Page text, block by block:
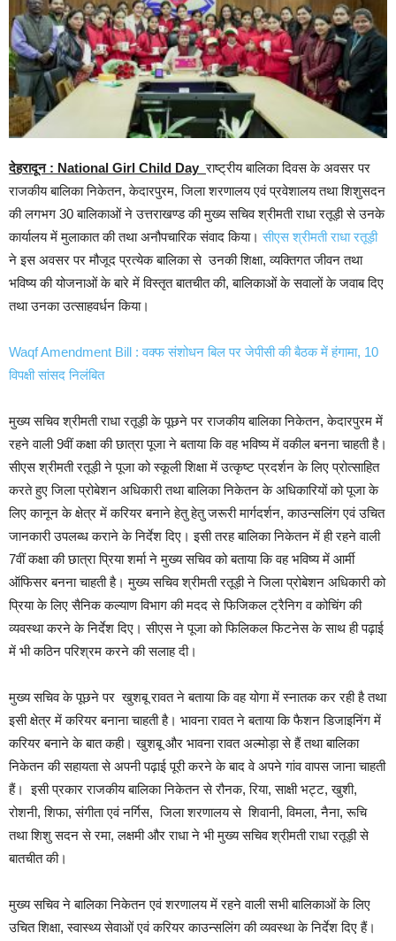
देहरादून : National Girl Child Dayराष्ट्रीय बालिका दिवस के अवसर पर
राजकीय बालिका निकेतन, केदारपुरम, जिला शरणालय एवं प्रवेशालय तथा शिशुसदन
की लगभग 30 बालिकाओं ने उत्तराखण्ड की मुख्य सचिव श्रीमती राधा रतूड़ी से उनके
कार्यालय में मुलाकात की तथा अनौपचारिक संवाद किया। सीएस श्रीमती राधा रतूड़ी
ने इस अवसर पर मौजूद प्रत्येक बालिका से उनकी शिक्षा, व्यक्तिगत जीवन तथा
भविष्य की योजनाओं के बारे में विस्तृत बातचीत की, बालिकाओं के सवालों के जवाब दिए
तथा उनका उत्साहवर्धन किया।
Waqf Amendment Bill : वक्फ संशोधन बिल पर जेपीसी की बैठक में हंगामा, 10
विपक्षी सांसद निलंबित
मुख्य सचिव श्रीमती राधा रतूड़ी के पूछने पर राजकीय बालिका निकेतन, केदारपुरम में
रहने वाली 9वीं कक्षा की छात्रा पूजा ने बताया कि वह भविष्य में वकील बनना चाहती है।
सीएस श्रीमती रतूड़ी ने पूजा को स्कूली शिक्षा में उत्कृष्ट प्रदर्शन के लिए प्रोत्साहित
करते हुए जिला प्रोबेशन अधिकारी तथा बालिका निकेतन के अधिकारियों को पूजा के
लिए कानून के क्षेत्र में करियर बनाने हेतु हेतु जरूरी मार्गदर्शन, काउन्सलिंग एवं उचित
जानकारी उपलब्ध कराने के निर्देश दिए। इसी तरह बालिका निकेतन में ही रहने वाली
7वीं कक्षा की छात्रा प्रिया शर्मा ने मुख्य सचिव को बताया कि वह भविष्य में आर्मी
ऑफिसर बनना चाहती है। मुख्य सचिव श्रीमती रतूड़ी ने जिला प्रोबेशन अधिकारी को
प्रिया के लिए सैनिक कल्याण विभाग की मदद से फिजिकल ट्रैनिग व कोचिंग की
व्यवस्था करने के निर्देश दिए। सीएस ने पूजा को फिलिकल फिटनेस के साथ ही पढ़ाई
में भी कठिन परिश्रम करने की सलाह दी।
मुख्य सचिव के पूछने पर खुशबू रावत ने बताया कि वह योगा में स्नातक कर रही है तथा
इसी क्षेत्र में करियर बनाना चाहती है। भावना रावत ने बताया कि फैशन डिजाइनिंग में
करियर बनाने के बात कही। खुशबू और भावना रावत अल्मोड़ा से हैं तथा बालिका
निकेतन की सहायता से अपनी पढ़ाई पूरी करने के बाद वे अपने गांव वापस जाना चाहती
हैं। इसी प्रकार राजकीय बालिका निकेतन से रौनक, रिया, साक्षी भट्ट, खुशी,
रोशनी, शिफा, संगीता एवं नर्गिस, जिला शरणालय से शिवानी, विमला, नैना, रूचि
तथा शिशु सदन से रमा, लक्षमी और राधा ने भी मुख्य सचिव श्रीमती राधा रतूड़ी से
बातचीत की।
मुख्य सचिव ने बालिका निकेतन एवं शरणालय में रहने वाली सभी बालिकाओं के लिए
उचित शिक्षा, स्वास्थ्य सेवाओं एवं करियर काउन्सलिंग की व्यवस्था के निर्देश दिए हैं।